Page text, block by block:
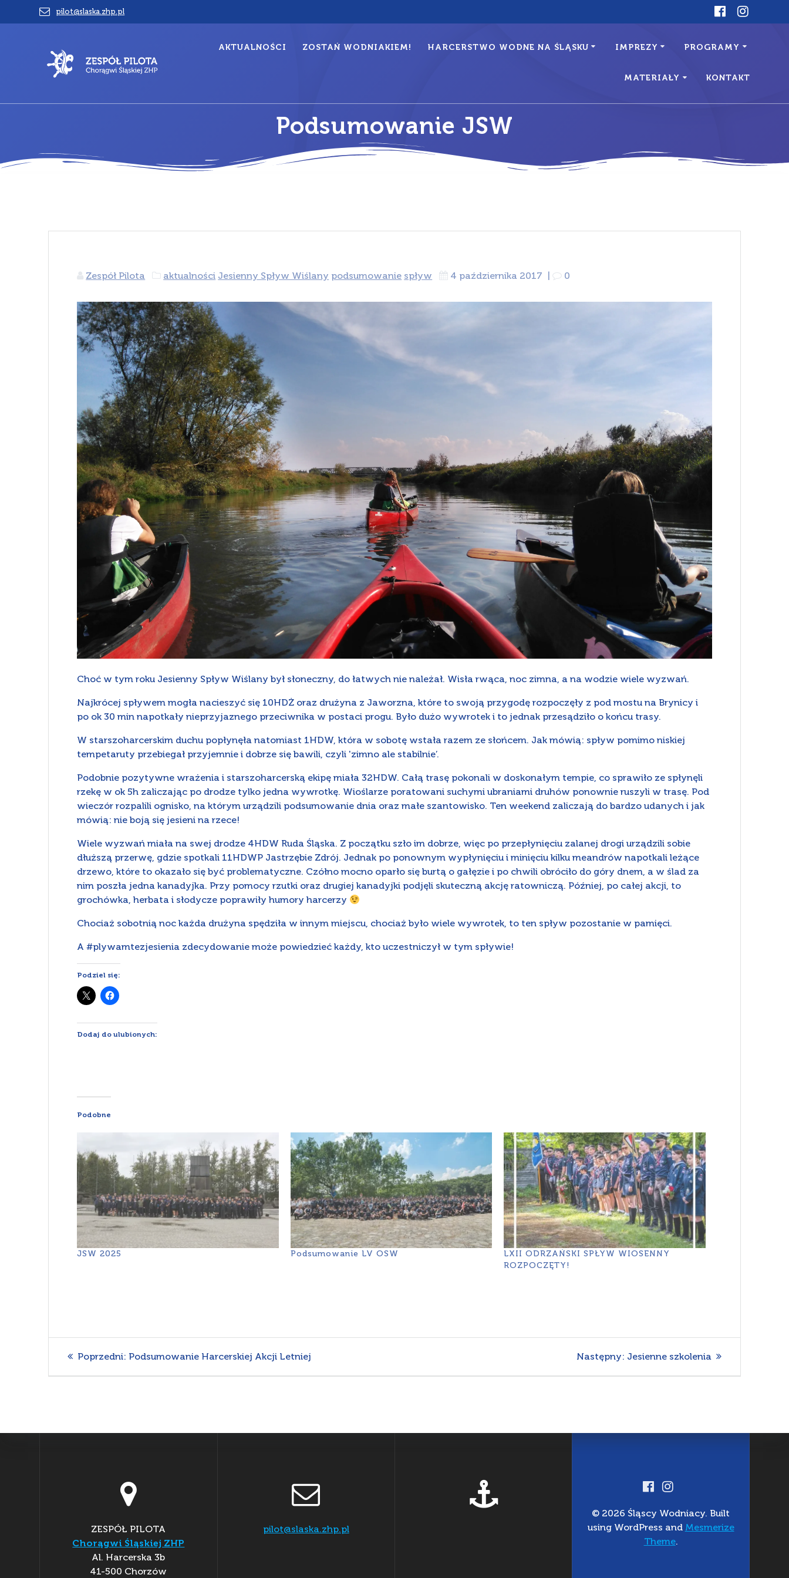
pilot@slaska.zhp.pl
AKTUALNOŚCI ZOSTAŃ WODNIAKIEM! HARCERSTWO WODNE NA ŚLĄSKU IMPREZY PROGRAMY
MATERIAŁY KONTAKT
Podsumowanie JSW
Zespół Pilota aktualności Jesienny Spływ Wiślany podsumowanie spływ 4 października 2017 | 0
Choć w tym roku Jesienny Spływ Wiślany był słoneczny, do łatwych nie należał. Wisła rwąca, noc zimna, a na wodzie wiele wyzwań.
Najkrócej spływem mogła nacieszyć się 10HDŻ oraz drużyna z Jaworzna, które to swoją przygodę rozpoczęły z pod mostu na Brynicy i
po ok 30 min napotkały nieprzyjaznego przeciwnika w postaci progu. Było dużo wywrotek i to jednak przesądziło o końcu trasy.
W starszoharcerskim duchu popłynęła natomiast 1HDW, która w sobotę wstała razem ze słońcem. Jak mówią: spływ pomimo niskiej
tempetaruty przebiegał przyjemnie i dobrze się bawili, czyli 'zimno ale stabilnie’.
Podobnie pozytywne wrażenia i starszoharcerską ekipę miała 32HDW. Całą trasę pokonali w doskonałym tempie, co sprawiło ze spłynęli
rzekę w ok 5h zaliczając po drodze tylko jedna wywrotkę. Wioślarze poratowani suchymi ubraniami druhów ponownie ruszyli w trasę. Pod
wieczór rozpalili ognisko, na którym urządzili podsumowanie dnia oraz małe szantowisko. Ten weekend zaliczają do bardzo udanych i jak
mówią: nie boją się jesieni na rzece!
Wiele wyzwań miała na swej drodze 4HDW Ruda Śląska. Z początku szło im dobrze, więc po przepłynięciu zalanej drogi urządzili sobie
dłuższą przerwę, gdzie spotkali 11HDWP Jastrzębie Zdrój. Jednak po ponownym wypłynięciu i minięciu kilku meandrów napotkali leżące
drzewo, które to okazało się być problematyczne. Czółno mocno oparło się burtą o gałęzie i po chwili obróciło do góry dnem, a w ślad za
nim poszła jedna kanadyjka. Przy pomocy rzutki oraz drugiej kanadyjki podjęli skuteczną akcję ratowniczą. Później, po całej akcji, to
grochówka, herbata i słodycze poprawiły humory harcerzy
Chociaż sobotnią noc każda drużyna spędziła w innym miejscu, chociaż było wiele wywrotek, to ten spływ pozostanie w pamięci.
A #plywamtezjesienia zdecydowanie może powiedzieć każdy, kto uczestniczył w tym spływie!
Podziel się:
Dodaj do ulubionych:
Podobne
JSW 2025 Podsumowanie LV OSW
LXII ODRZAŃSKI SPŁYW WIOSENNY
ROZPOCZĘTY!
Nawigacja
wpisu
Poprzedni: Poprzedni
Podsumowanie Harcerskiej Akcji Letniej Następny: Następny
Jesienne szkolenia
ZESPÓŁ PILOTA
Chorągwi Śląskiej ZHP
Al. Harcerska 3b
41-500 Chorzów
pilot@slaska.zhp.pl
© 2026 Śląscy Wodniacy. Built
using WordPress and Mesmerize
Theme.